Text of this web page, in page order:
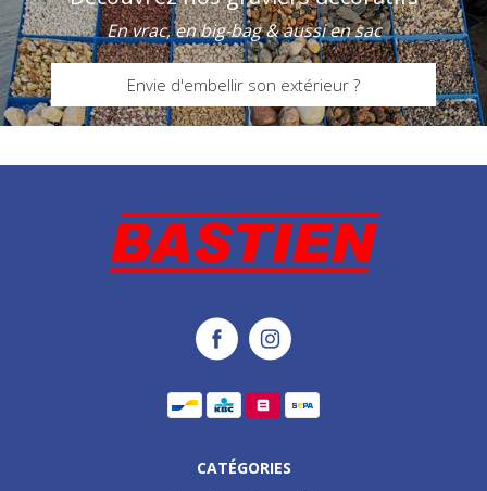
En vrac, en big-bag & aussi en sac
Envie d'embellir son extérieur ?
CATÉGORIES